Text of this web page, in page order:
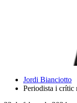
Jordi Bianciotto
Periodista i crític